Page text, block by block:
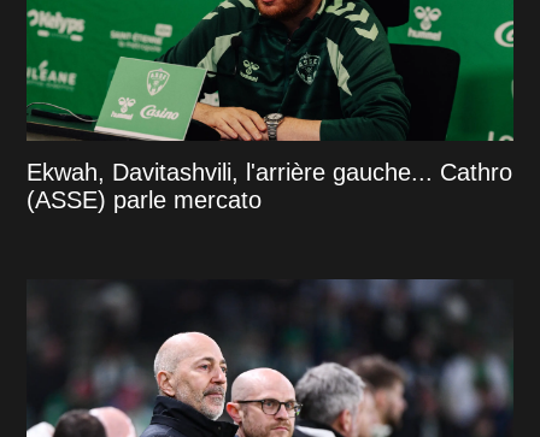
Ekwah, Davitashvili, l'arrière gauche... Cathro
(ASSE) parle mercato